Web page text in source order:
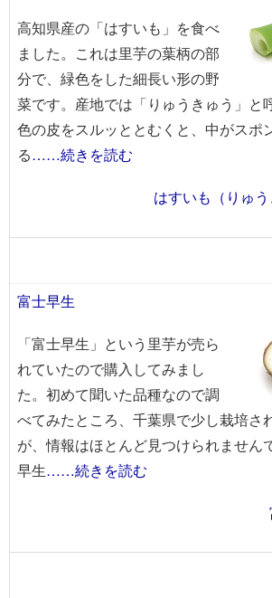
高知県産の「はすいも」を食べ
ました。これは里芋の葉柄の部
分で、緑色をした細長い形の野
菜です。産地では「りゅうきゅう」と
色の皮をスルッととむくと、中がスポ
る……続きを読む
はすいも（りゅ
富士早生
「富士早生」という里芋が売ら
れていたので購入してみまし
た。初めて聞いた品種なので調
べてみたところ、千葉県で少し栽培さ
が、情報はほとんど見つけられません
早生……続きを読む